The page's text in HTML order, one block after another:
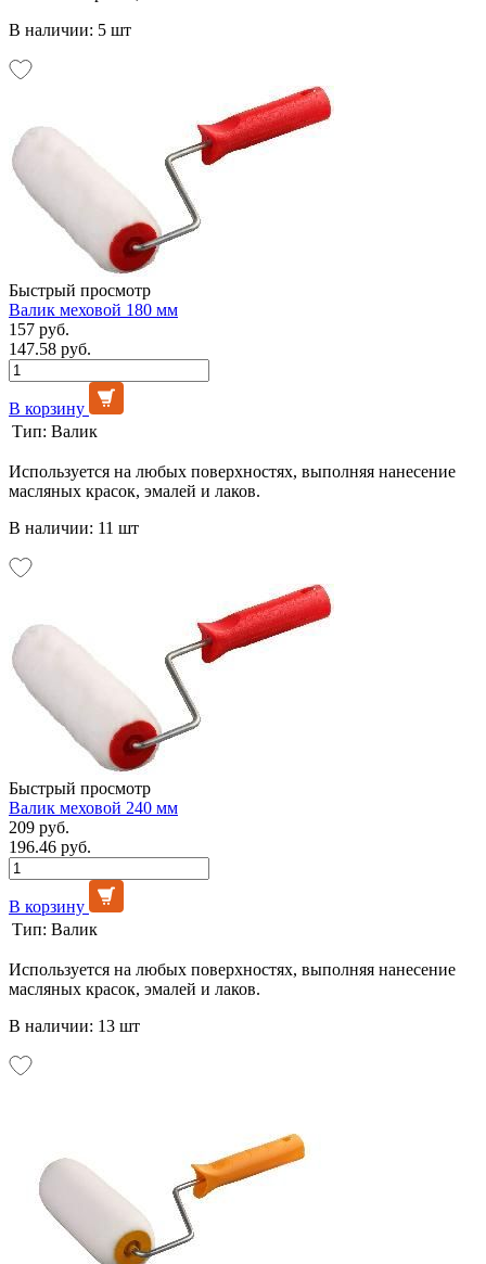
В наличии: 5 шт
Быстрый просмотр
Валик меховой 180 мм
157 руб.
147.58 руб.
В корзину
Тип: Валик
Используется на любых поверхностях, выполняя нанесение
масляных красок, эмалей и лаков.
В наличии: 11 шт
Быстрый просмотр
Валик меховой 240 мм
209 руб.
196.46 руб.
В корзину
Тип: Валик
Используется на любых поверхностях, выполняя нанесение
масляных красок, эмалей и лаков.
В наличии: 13 шт